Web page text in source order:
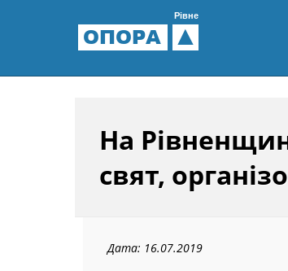
ОПОРА
Рівне
На
свят,
Дата: 16.07.2019